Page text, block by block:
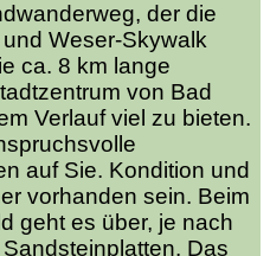
der die
Weser-Skywalk
ca. 8 km lange
von Bad
Verlauf viel zu bieten.
auf Sie. Kondition und
vorhanden sein. Beim
geht es über, je nach
Das